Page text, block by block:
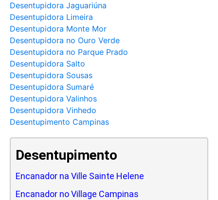
Desentupidora Jaguariúna
Desentupidora Limeira
Desentupidora Monte Mor
Desentupidora no Ouro Verde
Desentupidora no Parque Prado
Desentupidora Salto
Desentupidora Sousas
Desentupidora Sumaré
Desentupidora Valinhos
Desentupidora Vinhedo
Desentupimento Campinas
Desentupimento
Encanador na Ville Sainte Helene
Encanador no Village Campinas